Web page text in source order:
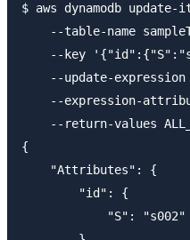
$ aws dynamodb update-
--table-name
--key
--update-
--expression-
--return-values
{
    "Attributes": {
        "id": {
            "S": "s002"